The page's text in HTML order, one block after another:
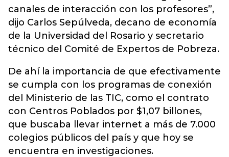
canales de interacción con los profesores”,
dijo Carlos Sepúlveda, decano de economía
de la Universidad del Rosario y secretario
técnico del Comité de Expertos de Pobreza.
De ahí la importancia de que efectivamente
se cumpla con los programas de conexión
del Ministerio de las TIC, como el contrato
con Centros Poblados por $1,07 billones,
que buscaba llevar internet a más de 7.000
colegios públicos del país y que hoy se
encuentra en investigaciones.